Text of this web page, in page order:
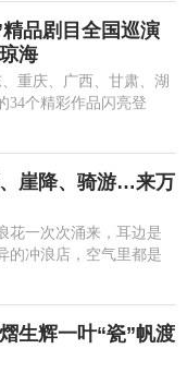
品剧目全国巡演
海
重庆、广西、甘肃、湖
34个精彩作品闪亮登
崖降、骑游…来万
花一次次涌来，耳边是
的冲浪店，空气里都是
生辉一叶“瓷”帆渡